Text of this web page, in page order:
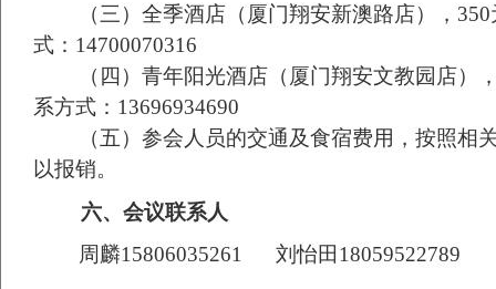
（三）全季酒店（厦门翔安新澳路店）， 350
式： 14700070316
（四）青年阳光酒店（厦门翔安文教园店）
系方式： 13696934690
（五）参会人员的交通及食宿费用，按照相
以报销。
六、 会议联系人
周麟15806035261刘怡田 18059522789